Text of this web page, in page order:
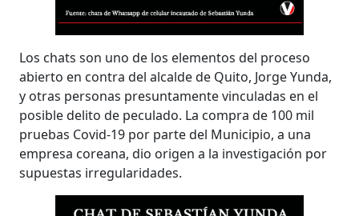
Los chats son uno de los elementos del proceso
abierto en contra del alcalde de Quito, Jorge Yunda,
y otras personas presuntamente vinculadas en el
posible delito de peculado. La compra de 100 mil
pruebas Covid-19 por parte del Municipio, a una
empresa coreana, dio origen a la investigación por
supuestas irregularidades.